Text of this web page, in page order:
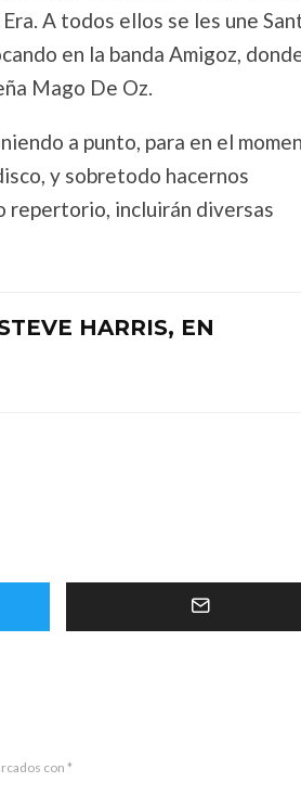
A todos ellos se les une
en la banda Amigoz,
Mago De Oz.
a punto, para en el
y sobretodo hacernos
repertorio, incluirán diversas
HARRIS, EN
con *